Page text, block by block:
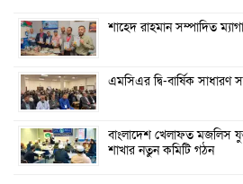
শাহেদ রাহমান সম্পাদিত
এমসিএর দ্বি-বার্ষিক সাধারণ
বাংলাদেশ খেলাফত মজলিস
শাখার নতুন কমিটি গঠন